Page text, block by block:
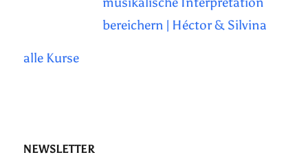
bereichern | Héctor & Silvina
alle Kurse
NEWSLETTER